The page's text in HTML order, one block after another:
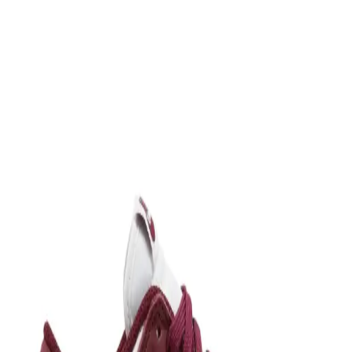
Adidas Çocuk Ayakkabıları Karşılaştırması:
Tensaur Run 2.0 ve Fortarun 3.0 Modelleri
İki popüler Adidas çocuk ayakkabısını detaylı karşılaştırıyoruz. Her
modelin özellikleri, kullanıcı yorumları ve performanslarıyla
ebeveynlere en uygun seçimi yapma imkanı sunuyor.
Puma Carina Street ve Caven 2.0 Jr 05 Renk
Modellerinin Detaylı Karşılaştırması